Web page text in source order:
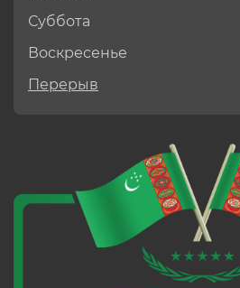
Суббота
Воскресенье
Перерыв